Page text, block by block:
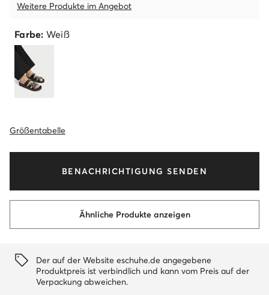
Weitere Produkte im Angebot
Farbe: Weiß
Größentabelle
BENACHRICHTIGUNG SENDEN
Ähnliche Produkte anzeigen
Der auf der Website eschuhe.de angegebene
Produktpreis ist verbindlich und kann vom Preis auf der
Verpackung abweichen.